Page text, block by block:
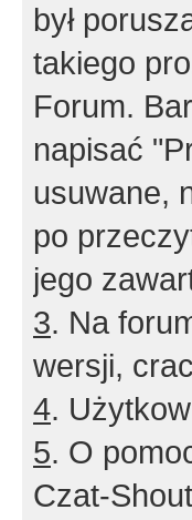
był
takiego
Forum.
napisać
usuwane,
po
jego
3. Na
wersji,
4.
5. O
Czat-